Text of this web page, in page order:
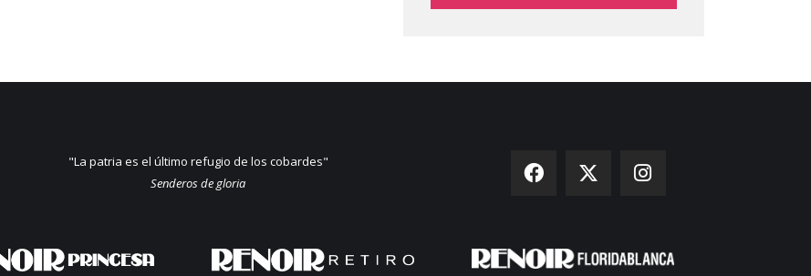
"La patria es el último refugio de los cobardes"
Senderos de gloria